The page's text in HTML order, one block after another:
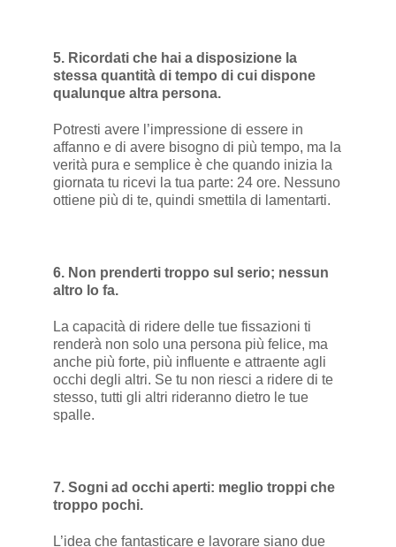
5. Ricordati che hai a disposizione la
stessa quantità di tempo di cui dispone
qualunque altra persona.
Potresti avere l’impressione di essere in
affanno e di avere bisogno di più tempo, ma la
verità pura e semplice è che quando inizia la
giornata tu ricevi la tua parte: 24 ore. Nessuno
ottiene più di te, quindi smettila di lamentarti.
6. Non prenderti troppo sul serio; nessun
altro lo fa.
La capacità di ridere delle tue fissazioni ti
renderà non solo una persona più felice, ma
anche più forte, più influente e attraente agli
occhi degli altri. Se tu non riesci a ridere di te
stesso, tutti gli altri rideranno dietro le tue
spalle.
7. Sogni ad occhi aperti: meglio troppi che
troppo pochi.
L’idea che fantasticare e lavorare siano due